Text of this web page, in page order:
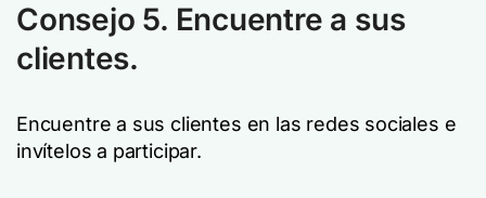
Consejo 5. Encuentre a sus
clientes.
Encuentre a sus clientes en las redes sociales e
invítelos a participar.